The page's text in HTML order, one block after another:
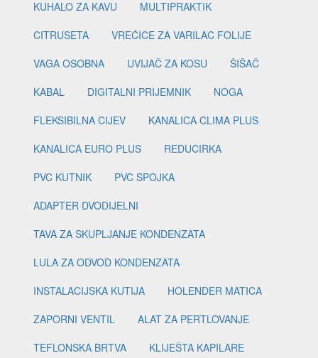
KUHALO ZA KAVU
MULTIPRAKTIK
CITRUSETA
VREĆICE ZA VARILAC FOLIJE
VAGA OSOBNA
UVIJAČ ZA KOSU
ŠIŠAČ
KABAL
DIGITALNI PRIJEMNIK
NOGA
FLEKSIBILNA CIJEV
KANALICA CLIMA PLUS
KANALICA EURO PLUS
REDUCIRKA
PVC KUTNIK
PVC SPOJKA
ADAPTER DVODIJELNI
TAVA ZA SKUPLJANJE KONDENZATA
LULA ZA ODVOD KONDENZATA
INSTALACIJSKA KUTIJA
HOLENDER MATICA
ZAPORNI VENTIL
ALAT ZA PERTLOVANJE
TEFLONSKA BRTVA
KLIJEŠTA KAPILARE